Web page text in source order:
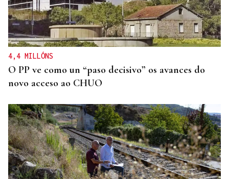
4,4 MILLÓNS
O PP ve como un “paso decisivo” os avances do
novo acceso ao CHUO